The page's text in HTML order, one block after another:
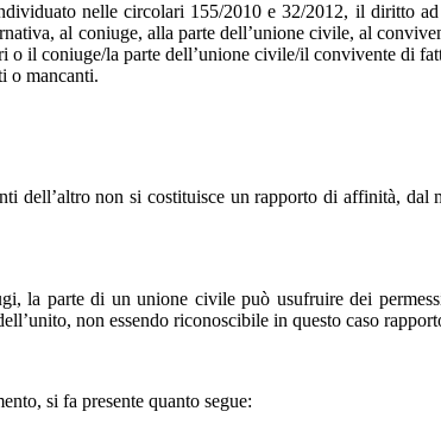
nelle circolari 155/2010 e 32/2012, il diritto
al coniuge, alla parte dell’unione civile, al
il coniuge/la parte dell’unione civile/il convivente di
o mancanti.
dell’altro non si costituisce un rapporto di affinità, dal
la parte di un unione civile può usufruire dei
non essendo riconoscibile in questo caso
si fa presente quanto segue: